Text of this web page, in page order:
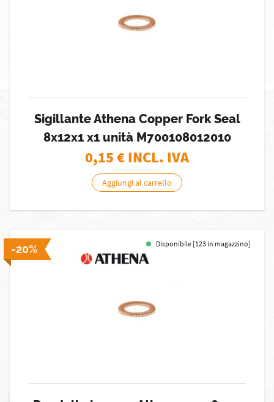
Sigillante Athena Copper Fork Seal
8x12x1 x1 unità M700108012010
0,15€ INCL. IVA
Aggiungi al carrello
-20% Disponibile [123 in magazzino]